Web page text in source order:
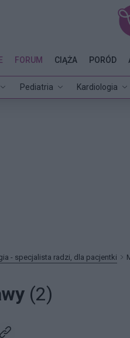
Pediatria Kardiologia
FORUM CIĄŻA PORÓD
- specjalista radzi, dla pacjentki
(2)